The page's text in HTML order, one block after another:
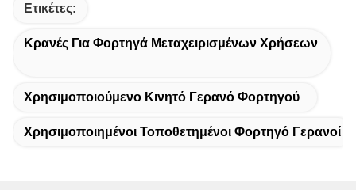
Ετικέτες:
Κρανές Για Φορτηγά Μεταχειρισμένων Χρήσεων
Χρησιμοποιούμενο Κινητό Γερανό Φορτηγού
Χρησιμοποιημένοι Τοποθετημένοι Φορτηγό Γερανοί